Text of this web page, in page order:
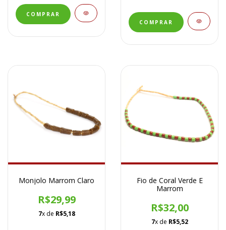
Monjolo Marrom Claro
R$29,99
7x de R$5,18
Fio de Coral Verde E
Marrom
R$32,00
7x de R$5,52